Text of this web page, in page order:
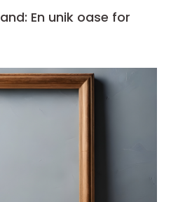
En unik oase for